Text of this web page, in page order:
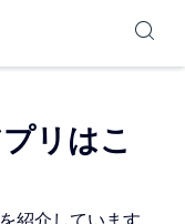
リはこ
紹介しています。